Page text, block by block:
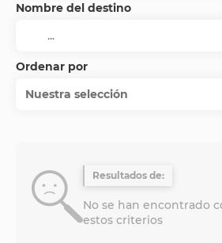
Nombre del destino
Ordenar por
Nuestra selección
Resultados de:
No se han encontrado
estos criterios